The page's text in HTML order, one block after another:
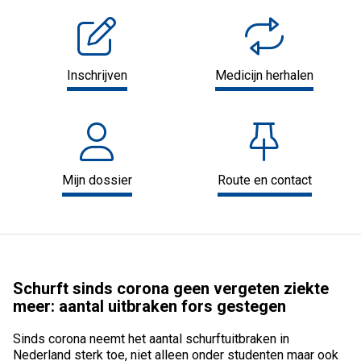
Inschrijven Medicijn herhalen
Mijn dossier Route en contact
Schurft sinds corona geen vergeten ziekte
meer: aantal uitbraken fors gestegen
Sinds corona neemt het aantal schurftuitbraken in
Nederland sterk toe, niet alleen onder studenten maar ook